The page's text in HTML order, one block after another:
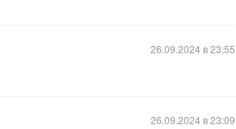
26.09.2024 в 23:55
26.09.2024 в 23:09